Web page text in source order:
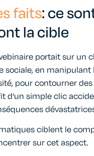
faits:ce
lacible
portait sur un
sociale, en
pour contourner
d’un simple clic
ciblent le
sur cet aspect.